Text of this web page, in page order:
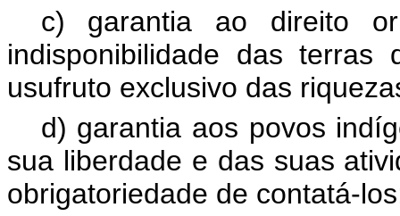
c) garantia ao direito
indisponibilidade das terras
usufruto exclusivo das
d) garantia aos povos
sua liberdade e das suas
obrigatoriedade de contatá-